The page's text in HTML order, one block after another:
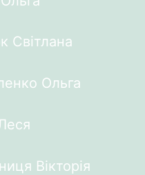
Світлана
Ольга
Вікторія